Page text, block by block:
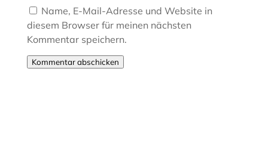
Name, E-Mail-Adresse und Website in
diesem Browser für meinen nächsten
Kommentar speichern.
Kommentar abschicken